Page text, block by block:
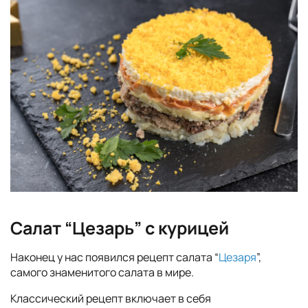
Салат “Цезарь” с курицей
Наконец у нас появился рецепт салата “Цезаря”,
самого знаменитого салата в мире.
Классический рецепт включает в себя